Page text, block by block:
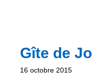
Gîte de
16 octobre 2015